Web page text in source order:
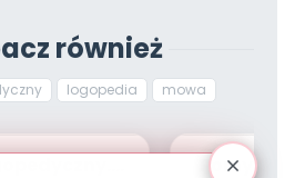
również
logopedia mowa
Pomysły